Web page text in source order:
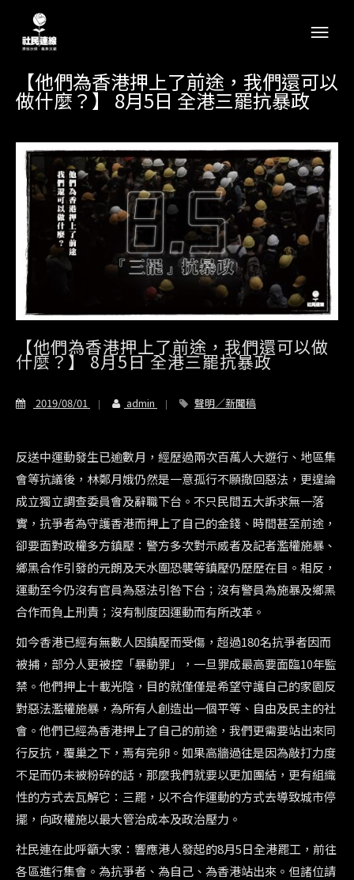
【他們為香港押上了前途，我們還可以
做什麼？】 8月5日 全港三罷抗暴政
【他們為香港押上了前途，我們還可以做
什麼？】 8月5日 全港三罷抗暴政
2019/08/01 admin 聲明／新聞稿
反送中運動發生已逾數月，經歷過兩次百萬人大遊行、地區集
會等抗議後，林鄭月娥仍然是一意孤行不願撤回惡法，更遑論
成立獨立調查委員會及辭職下台。不只民間五大訴求無一落
實，抗爭者為守護香港而押上了自己的金錢、時間甚至前途，
卻要面對政權多方鎮壓：警方多次對示威者及記者濫權施暴、
鄉黑合作引發的元朗及天水圍恐襲等鎮壓仍歷歷在目。相反，
運動至今仍沒有官員為惡法引咎下台；沒有警員為施暴及鄉黑
合作而負上刑責；沒有制度因運動而有所改革。
如今香港已經有無數人因鎮壓而受傷，超過180名抗爭者因而
被捕，部分人更被控「暴動罪」，一旦罪成最高要面臨10年監
禁。他們押上十載光陰，目的就僅僅是希望守護自己的家園反
對惡法濫權施暴，為所有人創造出一個平等、自由及民主的社
會。他們已經為香港押上了自己的前途，我們更需要站出來同
行反抗，覆巢之下，焉有完卵。如果高牆過往是因為敲打力度
不足而仍未被粉碎的話，那麼我們就要以更加團結，更有組織
性的方式去瓦解它：三罷，以不合作運動的方式去導致城市停
擺，向政權施以最大管治成本及政治壓力。
社民連在此呼籲大家：響應港人發起的8月5日全港罷工，前往
各區進行集會。為抗爭者、為自己、為香港站出來。但諸位請